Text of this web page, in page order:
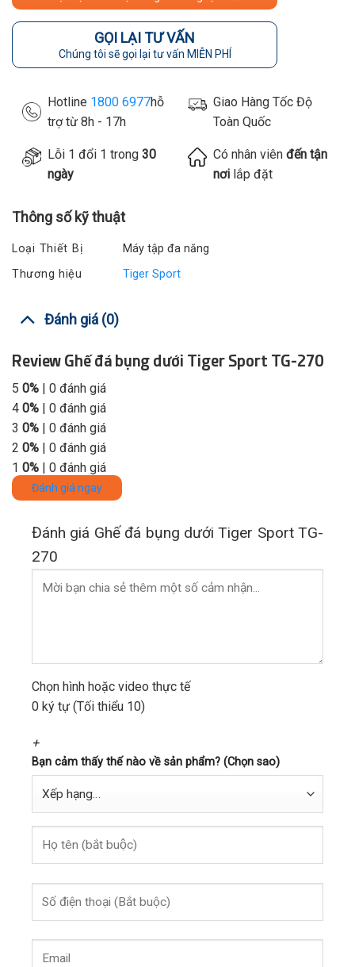
GỌI LẠI TƯ VẤN
Chúng tôi sẽ gọi lại tư vấn MIỄN PHÍ
Hotline 1800 6977hỗ
trợ từ 8h - 17h
Giao Hàng Tốc Độ
Toàn Quốc
Lỗi 1 đổi 1 trong 30
ngày
Có nhân viên đến tận
nơilắp đặt
Thông số kỹ thuật
Loại Thiết Bị
Máy tập đa năng
Thương hiệu
Tiger Sport
Đánh giá (0)
Review Ghế đá bụng dưới Tiger Sport TG-270
5 0% | 0 đánh giá
4 0% | 0 đánh giá
3 0% | 0 đánh giá
2 0% | 0 đánh giá
1 0% | 0 đánh giá
Đánh giá ngay
Đánh giá Ghế đá bụng dưới Tiger Sport TG-
270
Chọn hình hoặc video thực tế
0 ký tự (Tối thiểu 10)
+
Bạn cảm thấy thế nào về sản phẩm? (Chọn sao)